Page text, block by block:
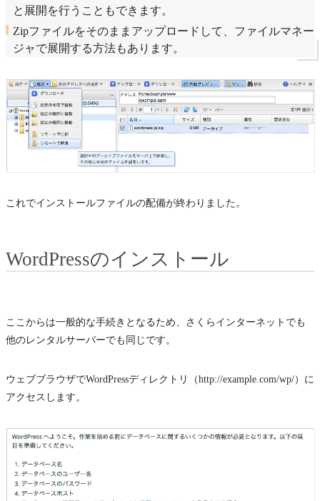
と展開を行うこともできます。
Zipファイルをそのままアップロードして、ファイルマネー
ジャで展開する方法もあります。
これでインストールファイルの配備が終わりました。
WordPressのインストール
ここからは一般的な手続きとなるため、さくらインターネットでも
他のレンタルサーバーでも同じです。
ウェブブラウザでWordPressディレクトリ（http://example.com/wp/）に
アクセスします。